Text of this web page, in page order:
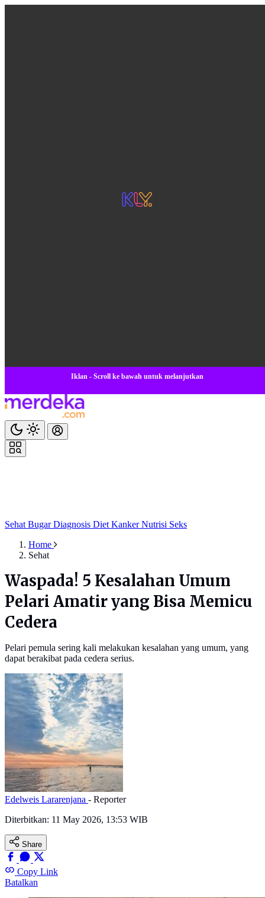
Iklan - Scroll ke bawah untuk melanjutkan
Sehat BugarDiagnosis Diet KankerNutrisi Seks
Home
Sehat
Waspada! 5 Kesalahan Umum
Pelari Amatir yang Bisa Memicu
Cedera
Pelari pemula sering kali melakukan kesalahan yang umum, yang
dapat berakibat pada cedera serius.
Edelweis Lararenjana - Reporter
Diterbitkan: 11 May 2026, 13:53 WIB
Share
Copy Link
Batalkan